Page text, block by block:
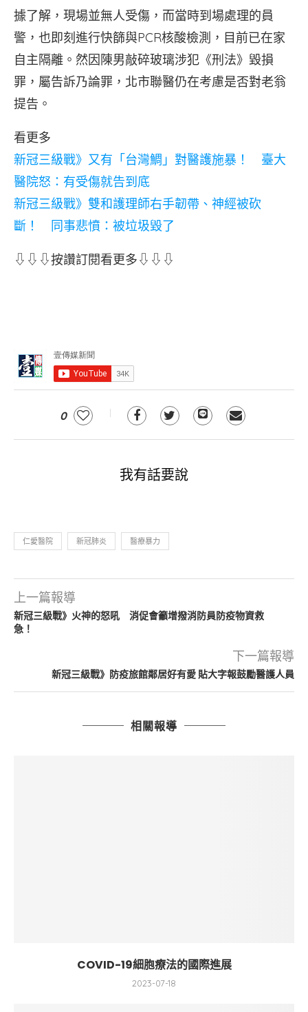
據了解，現場並無人受傷，而當時到場處理的員
警，也即刻進行快篩與PCR核酸檢測，目前已在家
自主隔離。然因陳男敲碎玻璃涉犯《刑法》毀損
罪，屬告訴乃論罪，北市聯醫仍在考慮是否對老翁
提告。
看更多
新冠三級戰》又有「台灣鯛」對醫護施暴！ 臺大
醫院怒：有受傷就告到底
新冠三級戰》雙和護理師右手韌帶、神經被砍
斷！ 同事悲憤：被垃圾毀了
⇩⇩⇩按讚訂閱看更多⇩⇩⇩
0
我有話要說
仁愛醫院 新冠肺炎 醫療暴力
上一篇報導
新冠三級戰》火神的怒吼 消促會籲增撥消防員防疫物資救
急！
下一篇報導
新冠三級戰》防疫旅館鄰居好有愛 貼大字報鼓勵醫護人員
相關報導
COVID-19細胞療法的國際進展
2023-07-18